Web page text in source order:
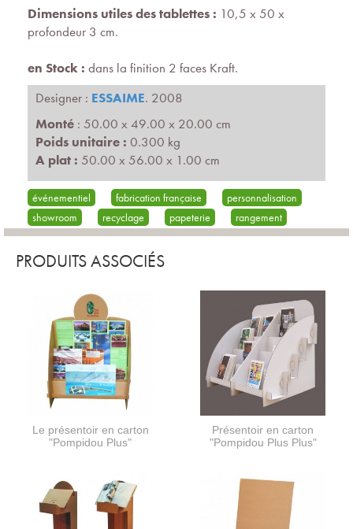
Dimensions utiles des tablettes : 10,5 x 50 x
profondeur 3 cm.
en Stock : dans la finition 2 faces Kraft.
Designer : ESSAIME. 2008
Monté : 50.00 x 49.00 x 20.00 cm
Poids unitaire : 0.300 kg
A plat : 50.00 x 56.00 x 1.00 cm
événementiel fabrication française
personnalisation
showroom
recyclage papeterie rangement
PRODUITS ASSOCIÉS
Le présentoir en carton
"Pompidou Plus"
Présentoir en carton
"Pompidou Plus Plus"